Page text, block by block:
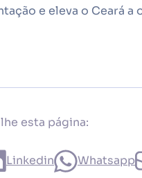
e eleva o Ceará a
esta página:
Linkedin Whatsapp